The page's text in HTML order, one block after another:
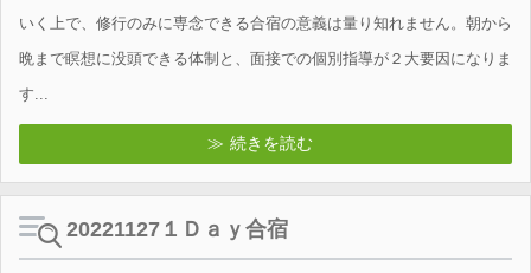
いく上で、修行のみに専念できる合宿の意義は量り知れません。朝から
晩まで瞑想に没頭できる体制と、面接での個別指導が２大要因になりま
す...
続きを読む
20221127１Ｄａｙ合宿